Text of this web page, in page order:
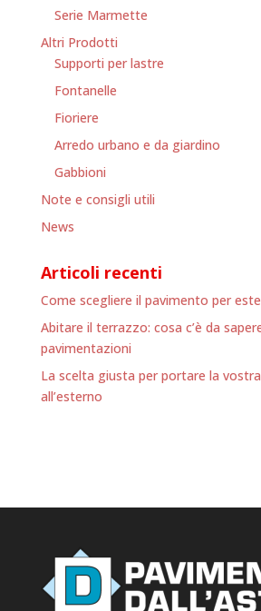
Serie Marmette
Altri Prodotti
Supporti per lastre
Fontanelle
Fioriere
Arredo urbano e da giardino
Gabbioni
Note e consigli utili
News
Articoli recenti
Come scegliere il pavimento per
Abitare il terrazzo: cosa c’è da
pavimentazioni
La scelta giusta per portare la
all’esterno